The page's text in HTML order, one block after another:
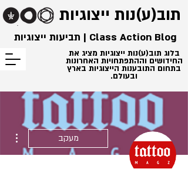
תוב(ע)נות ייצוגיות
בלוג תוב(ע)נות ייצוגיות מציג את
החידושים וההתפתחויות האחרונות
בתחום התובענות הייצוגיות בארץ
ובעולם.
Class Action Blog | תביעות ייצוגיות
מעקב